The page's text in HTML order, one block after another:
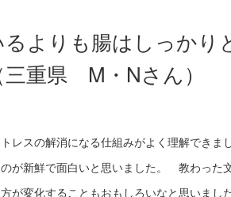
よりも腸はしっかり
重県 M・Nさん）
レスの解消になる仕組みがよく理解できまし
が新鮮で面白いと思いました。 教わった
が変化することもおもしろいなと思いました